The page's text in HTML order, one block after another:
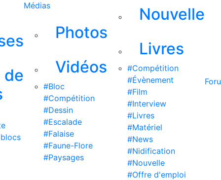
de
Médias
Photos
Vidéos
#Bloc
#Compétition
#Dessin
#Escalade
#Falaise
#Faune-Flore
#Paysages
Nouvelle
Livres
#Compétition
#Évènement
#Film
#Interview
#Livres
#Matériel
#News
#Nidification
#Nouvelle
#Offre d'emploi